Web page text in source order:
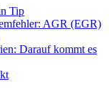
Tip
AGR (EGR)
Darauf kommt es